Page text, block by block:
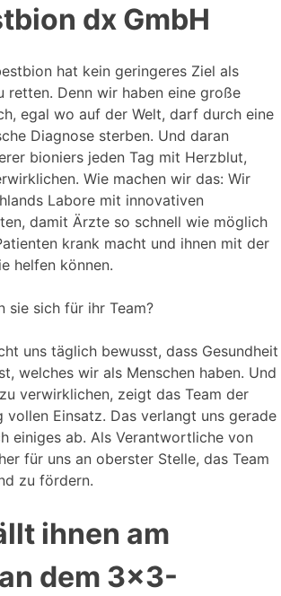
dx GmbH
hat kein geringeres Ziel als
retten. Denn wir haben eine große
egal wo auf der Welt, darf durch eine
Diagnose sterben. Und daran
bioniers jeden Tag mit Herzblut,
Wie machen wir das: Wir
Labore mit innovativen
damit Ärzte so schnell wie möglich
krank macht und ihnen mit der
helfen können.
sie sich für ihr Team?
uns täglich bewusst, dass Gesundheit
welches wir als Menschen haben. Und
verwirklichen, zeigt das Team der
vollen Einsatz. Das verlangt uns gerade
einiges ab. Als Verantwortliche von
für uns an oberster Stelle, das Team
zu fördern.
ihnen am
dem 3x3-